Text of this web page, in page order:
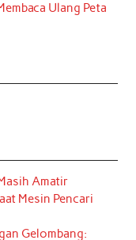
Ulang Peta
Amatir
Mesin Pencari
Gelombang: